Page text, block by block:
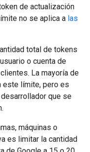
de actualización
no se aplica a las
total de tokens
o cuenta de
La mayoría de
este límite, pero es
que se
máquinas o
es limitar la cantidad